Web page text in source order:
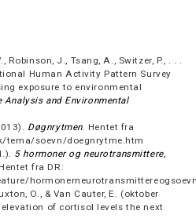
Robinson, J., Tsang, A., Switzer, P., . . .
Human Activity Pattern Survey
exposure to environmental
Analysis and Environmental
Døgnrytmen. Hentet fra
tema/soevn/doegnrytme.htm
5 hormoner og neurotransmittere,
fra DR:
O., & Van Cauter, E. (oktober
of cortisol levels the next